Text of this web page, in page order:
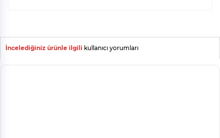
İncelediğiniz ürünle ilgili kullanıcı yorumları